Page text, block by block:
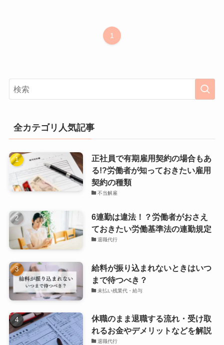
1
全カテゴリ人気記事
正社員で有期雇用契約の場合もあ
る!?労働者が知っておきたい雇用
契約の種類
不当解雇
6連勤は違法！？労働者がおさえ
ておきたい労働基準法の連勤規定
退職代行
給料が振り込まれないときはいつ
まで待つべき？
未払い残業代・給与
休職のまま退職する流れ・受け取
れるお金やデメリットなどを解説
退職代行